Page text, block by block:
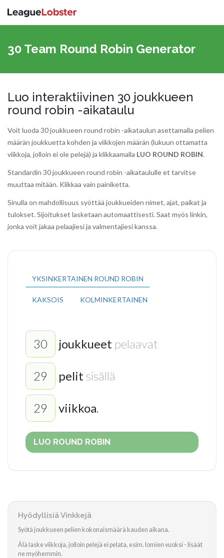
30 Team Round Robin Generator
Luo interaktiivinen 30 joukkueen
round robin -aikataulu
Voit luoda 30 joukkueen round robin -aikataulun asettamalla pelien
määrän joukkuetta kohden ja viikkojen määrän (lukuun ottamatta
viikkoja, jolloin ei ole pelejä) ja klikkaamalla LUO ROUND ROBIN.
Standardin 30 joukkueen round robin -aikataululle et tarvitse
muuttaa mitään. Klikkaa vain painiketta.
Sinulla on mahdollisuus syöttää joukkueiden nimet, ajat, paikat ja
tulokset. Sijoitukset lasketaan automaattisesti. Saat myös linkin,
jonka voit jakaa pelaajiesi ja valmentajiesi kanssa.
YKSINKERTAINEN ROUND ROBIN
KAKSOIS KOLMINKERTAINEN
joukkueet pelaavat
pelit sisällä
viikkoa.
LUO ROUND ROBIN
Hyödyllisiä Vinkkejä
Syötä joukkueen pelien kokonaismäärä kauden aikana.
Älä laske viikkoja, jolloin pelejä ei pelata, esim. lomien vuoksi - lisäät
ne myöhemmin.